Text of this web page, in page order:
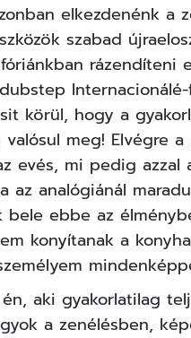
elkezdenénk a
szabad
rázendíteni
Internacionálé-
körül, hogy a
valósul meg! Elvégre
evés, mi pedig azzal
az analógiánál
bele ebbe az
konyítanak a
aki gyakorlatilag
a zenélésben,